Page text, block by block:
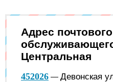
Адрес
Центральная
452026 — Девонская